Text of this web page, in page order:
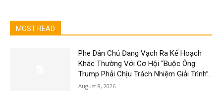
MOST READ
Phe Dân Chủ Đang Vạch Ra Kế Hoạch
Khác Thường Với Cơ Hội “Buộc Ông
Trump Phải Chịu Trách Nhiệm Giải Trình”.
August 8, 2026